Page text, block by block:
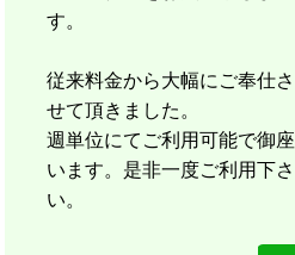
す。
従来料金から大幅にご奉仕さ
せて頂きました。
週単位にてご利用可能で御座
います。是非一度ご利用下さ
い。